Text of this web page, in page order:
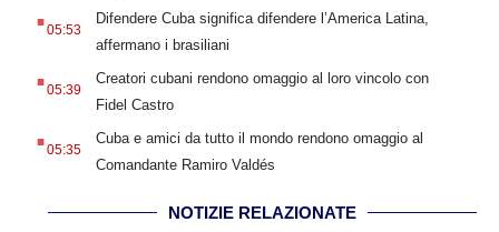
.05:53
Difendere Cuba significa difendere l’America Latina,
affermano i brasiliani
.05:39
Creatori cubani rendono omaggio al loro vincolo con
Fidel Castro
.05:35
Cuba e amici da tutto il mondo rendono omaggio al
Comandante Ramiro Valdés
NOTIZIE RELAZIONATE